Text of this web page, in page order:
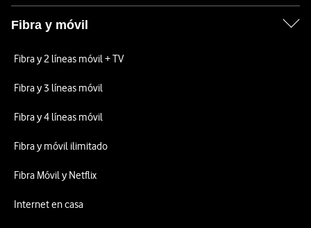
Fibra y móvil
Fibra y 2 líneas móvil + TV
Fibra y 3 líneas móvil
Fibra y 4 líneas móvil
Fibra y móvil ilimitado
Fibra Móvil y Netflix
Internet en casa